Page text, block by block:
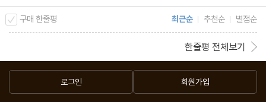
구매 한줄평 최근순 추천순 별점순
한줄평 전체보기
로그인 회원가입